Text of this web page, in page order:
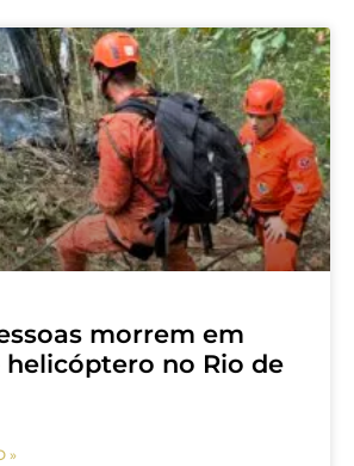
morrem em
helicóptero no Rio de
»